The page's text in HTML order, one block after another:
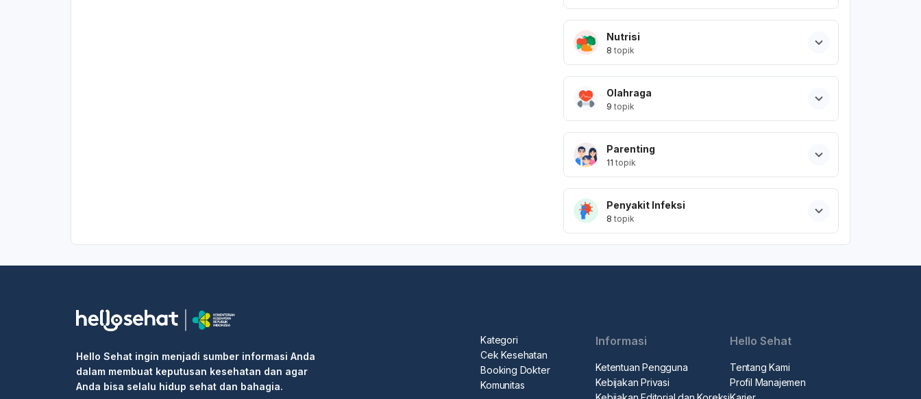
Nutrisi
8 topik
Olahraga
9 topik
Parenting
11 topik
Penyakit Infeksi
8 topik
Hello Sehat ingin menjadi sumber informasi Anda
dalam membuat keputusan kesehatan dan agar
Anda bisa selalu hidup sehat dan bahagia.
Kategori
Cek Kesehatan
Booking Dokter
Komunitas
Informasi
Ketentuan Pengguna
Kebijakan Privasi
Hello Sehat
Tentang Kami
Profil Manajemen